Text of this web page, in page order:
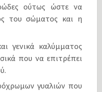
ούτως ώστε να
του σώματος και η
γενικά καλύμματος
που να επιτρέπει
γυαλιών που